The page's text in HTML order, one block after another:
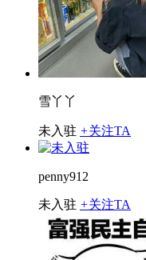
雪丫丫
未入驻 +关注TA
penny912
未入驻 +关注TA